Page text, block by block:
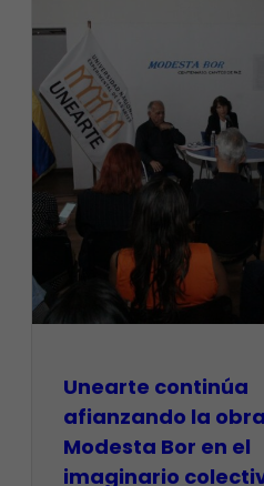
Unearte continúa
afianzando la
Modesta Bor en el
imaginario